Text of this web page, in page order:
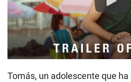
Play
Tomás, un adolescente que